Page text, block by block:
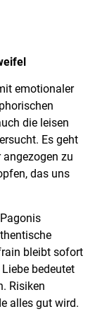
emotionaler
die leisen
Es geht
zu
das uns
bleibt sofort
bedeutet
Risiken
alles gut wird.